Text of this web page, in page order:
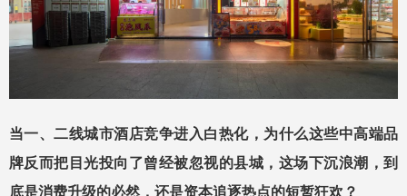
当一、二线城市酒店竞争进入白热化，为什么这些中高端品
牌反而把目光投向了曾经被忽视的县城，这场下沉浪潮，到
底是消费升级的必然，还是资本追逐热点的短暂狂欢？